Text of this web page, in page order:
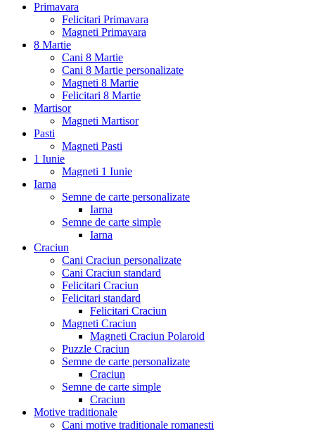
Primavara
Felicitari Primavara
Magneti Primavara
8 Martie
Cani 8 Martie
Cani 8 Martie personalizate
Magneti 8 Martie
Felicitari 8 Martie
Martisor
Magneti Martisor
Pasti
Magneti Pasti
1 Iunie
Magneti 1 Iunie
Iarna
Semne de carte personalizate
Iarna
Semne de carte simple
Iarna
Craciun
Cani Craciun personalizate
Cani Craciun standard
Felicitari Craciun
Felicitari standard
Felicitari Craciun
Magneti Craciun
Magneti Craciun Polaroid
Puzzle Craciun
Semne de carte personalizate
Craciun
Semne de carte simple
Craciun
Motive traditionale
Cani motive traditionale romanesti